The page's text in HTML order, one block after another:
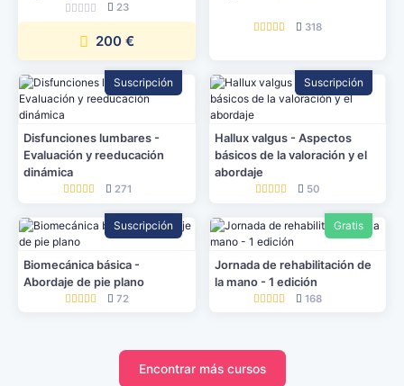
23
200 €
318
Suscripción
Disfunciones lumbares -
Evaluación y reeducación
dinámica
271
Suscripción
Hallux valgus - Aspectos
básicos de la valoración y el
abordaje
50
Suscripción
Biomecánica básica -
Abordaje de pie plano
72
Gratis
Jornada de rehabilitación de
la mano - 1 edición
168
Encontrar más cursos